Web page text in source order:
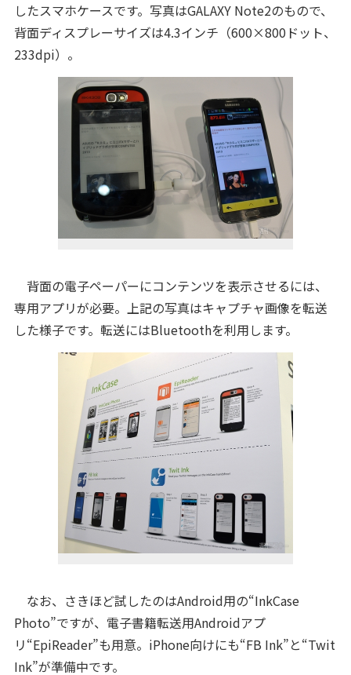
したスマホケースです。写真はGALAXY Note2のもので、
背面ディスプレーサイズは4.3インチ（600×800ドット、
233dpi）。
背面の電子ペーパーにコンテンツを表示させるには、
専用アプリが必要。上記の写真はキャプチャ画像を転送
した様子です。転送にはBluetoothを利用します。
なお、さきほど試したのはAndroid用の“InkCase
Photo”ですが、電子書籍転送用Androidアプ
リ“EpiReader”も用意。iPhone向けにも“FB Ink”と“Twit
Ink”が準備中です。